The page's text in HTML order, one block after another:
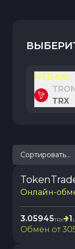
ОТДАЮ
TRX
Сортировать...
Онлайн-
3.05945TRX 1
Обмен от